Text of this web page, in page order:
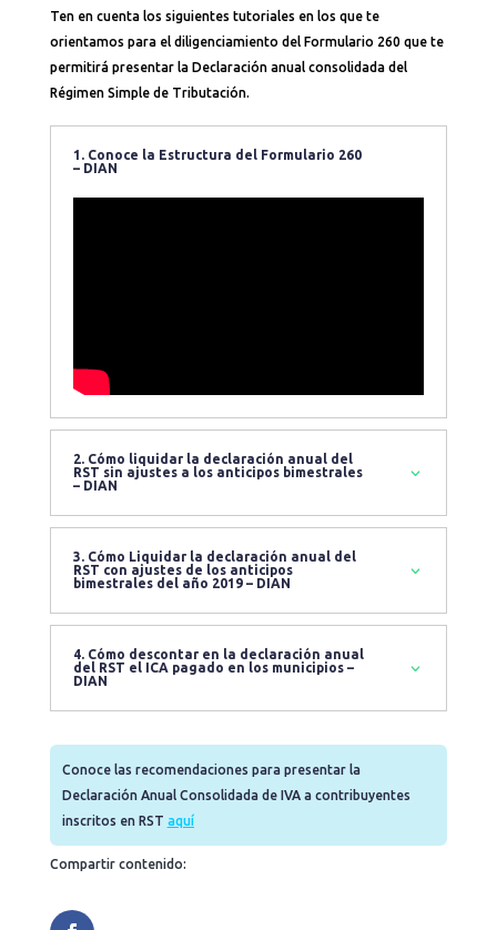
Ten en cuenta los siguientes tutoriales en los que te
orientamos para el diligenciamiento del Formulario 260 que te
permitirá presentar la Declaración anual consolidada del
Régimen Simple de Tributación.
1. Conoce la Estructura del Formulario 260
– DIAN
2. Cómo liquidar la declaración anual del
RST sin ajustes a los anticipos bimestrales
– DIAN
3. Cómo Liquidar la declaración anual del
RST con ajustes de los anticipos
bimestrales del año 2019 – DIAN
4. Cómo descontar en la declaración anual
del RST el ICA pagado en los municipios –
DIAN
Conoce las recomendaciones para presentar la
Declaración Anual Consolidada de IVA a contribuyentes
inscritos en RST aquí
Compartir contenido: